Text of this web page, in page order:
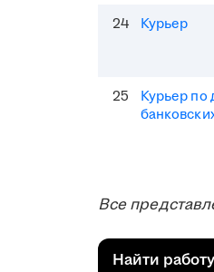
24 Курьер
25
Курьер по
Все
Найти работу